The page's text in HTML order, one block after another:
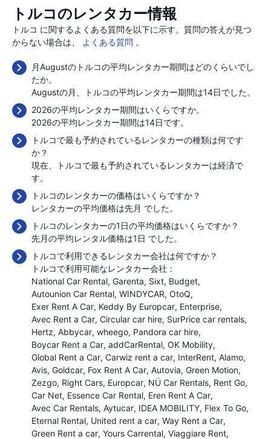
トルコのレンタカー情報
トルコ に関するよくある質問を以下に示す。質問の答えが見つ
からない場合は、
よくある質問 。
月Augustのトルコの平均レンタカー期間はどのくらいでし
たか。
Augustの月、トルコの平均レンタカー期間は14日でした。
2026の平均レンタカー期間はいくらですか。
2026の平均レンタカー期間は14日です。
トルコで最も予約されているレンタカーの種類は何です
か？
現在、トルコで最も予約されているレンタカーは経済で
す。
トルコのレンタカーの価格はいくらですか？
レンタカーの平均価格は先月 でした。
トルコのレンタカーの1日の平均価格はいくらですか？
先月の平均レンタル価格は1日 でした。
トルコで利用できるレンタカー会社は何ですか？
トルコで利用可能なレンタカー会社：
National Car Rental Garenta Sixt Budget
Autounion Car Rental WINDYCAR OtoQ
Exer Rent A Car Keddy By Europcar Enterprise
Avec Rent a Car Circular car hire SurPrice car rentals
Hertz Abbycar wheego Pandora car hire
Boycar Rent a Car addCarRental OK Mobility
Global Rent a Car Carwiz rent a car InterRent Alamo
Avis Goldcar Fox Rent A Car Autovia Green Motion
Zezgo Right Cars Europcar NÜ Car Rentals Rent Go
Car Net Essence Car Rental Eren Rent A Car
Avec Car Rentals Aytucar IDEA MOBILITY Flex To Go
Eternal Rental United rent a car Way Rent a Car
Green Rent a car Yours Carrental Viaggiare Rent